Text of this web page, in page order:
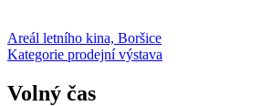
Areál letního kina, Boršice
Kategorie prodejní výstava
Volný čas